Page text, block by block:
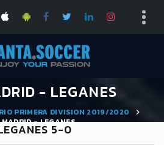
- LEGANES
PRIMERA DIVISION 2019/2020
- LEGANES
5-0